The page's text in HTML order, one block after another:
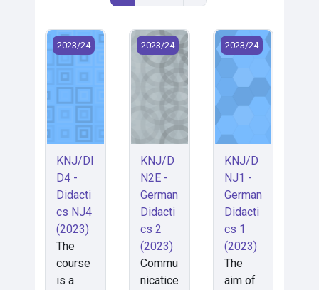
KNJ/DID4 - Didactics NJ4 (2023)
2023/24
KNJ/DI
D4 -
Didacti
cs NJ4
(2023)
The
course
is a
KNJ/DN2E - German Didactics 2
2023/24
KNJ/D
N2E -
German
Didacti
cs 2
(2023)
Commu
nicatice
KNJ/DNJ1 -
2023/24
KNJ/D
NJ1 -
German
Didacti
cs 1
(2023)
The
aim of